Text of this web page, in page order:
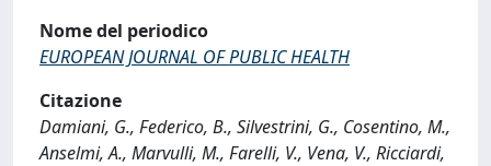
Nome del periodico
EUROPEAN JOURNAL OF PUBLIC HEALTH
Citazione
Damiani, G., Federico, B., Silvestrini, G., Cosentino, M.,
Anselmi, A., Marvulli, M., Farelli, V., Vena, V., Ricciardi,